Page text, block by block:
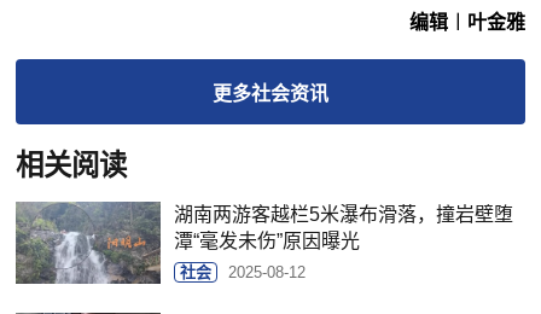
编辑︱叶金雅
更多社会资讯
相关阅读
湖南两游客越栏5米瀑布滑落，撞岩壁堕
潭“毫发未伤”原因曝光
社会 2025-08-12